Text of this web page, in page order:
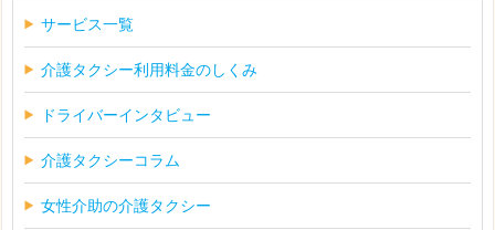
サービス一覧
介護タクシー利用料金のしくみ
ドライバーインタビュー
介護タクシーコラム
女性介助の介護タクシー